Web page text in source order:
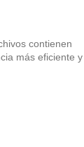
contienen
más eficiente y